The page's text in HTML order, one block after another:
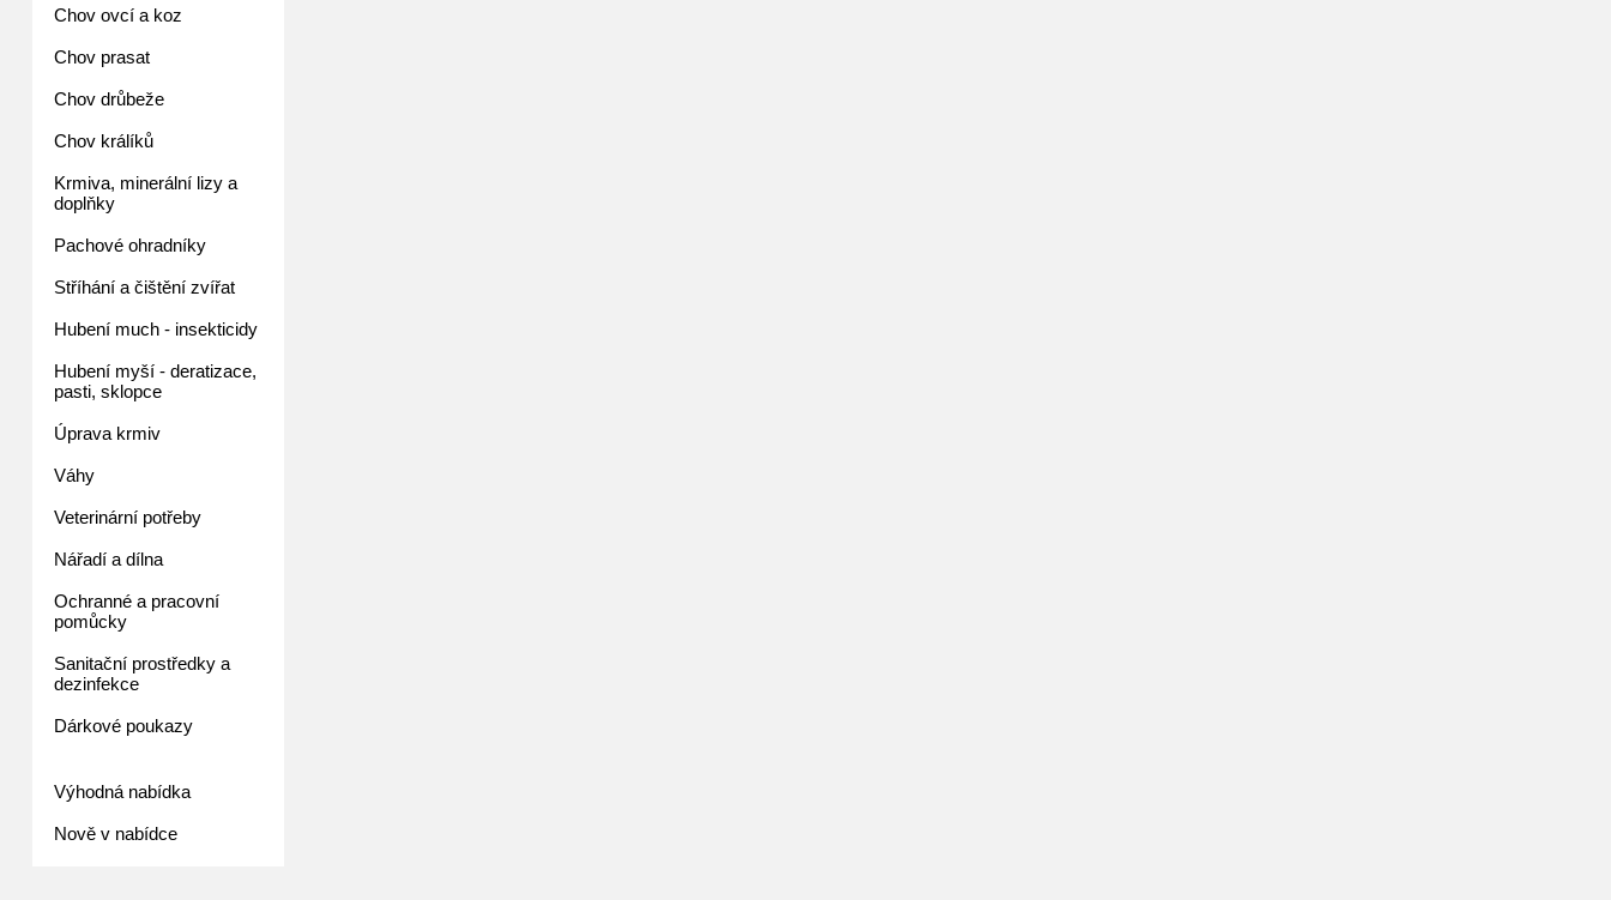
Chov ovcí a koz
Chov prasat
Chov drůbeže
Chov králíků
Krmiva, minerální lizy a
doplňky
Pachové ohradníky
Stříhání a čištění zvířat
Hubení much - insekticidy
Hubení myší - deratizace,
pasti, sklopce
Úprava krmiv
Váhy
Veterinární potřeby
Nářadí a dílna
Ochranné a pracovní
pomůcky
Sanitační prostředky a
dezinfekce
Dárkové poukazy
Výhodná nabídka
Nově v nabídce